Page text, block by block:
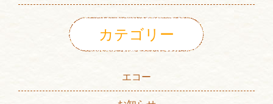
カテゴリー
エコー